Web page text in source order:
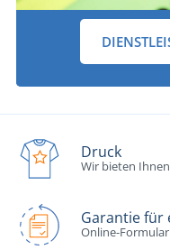
Druck
Wir bieten
Garantie für
Online-